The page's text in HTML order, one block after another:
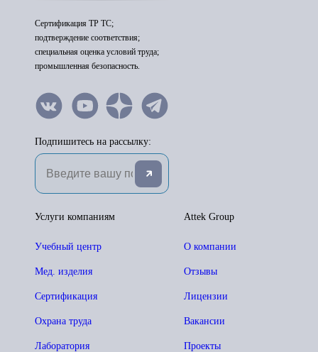
Сертификация ТР ТС;
подтверждение соответствия;
специальная оценка условий труда;
промышленная безопасность.
Подпишитесь на рассылку:
Attek Group
О компании
Отзывы
Лицензии
Вакансии
Проекты
Услуги компаниям
Учебный центр
Мед. изделия
Сертификация
Охрана труда
Лаборатория